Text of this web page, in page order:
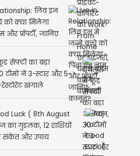
लिव इन
को क्या मिलेगा
और प्रॉपर्टी, जानिए
सेफ्टी का बड़ा
टीमों ने 3-स्टार और 5-
खंगाले
Luck ( 8th August
गुडलक, 12 राशियों
और उपाय